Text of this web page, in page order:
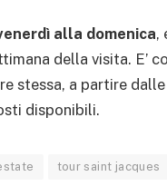
alla domenica,
della visita. E’
stessa, a partire
disponibili.
tour saint jacques